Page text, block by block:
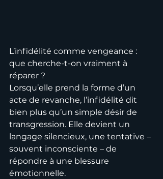
L’infidélité comme vengeance :
que cherche-t-on vraiment à
réparer ?
Lorsqu’elle prend la forme d’un
acte de revanche, l’infidélité dit
bien plus qu’un simple désir de
transgression. Elle devient un
langage silencieux, une tentative –
souvent inconsciente – de
répondre à une blessure
émotionnelle.